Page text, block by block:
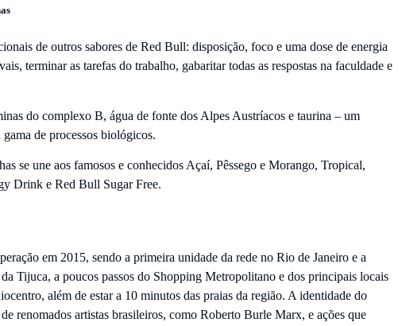
de outros sabores de Red Bull: disposição, foco e uma dose de energia
terminar as tarefas do trabalho, gabaritar todas as respostas na faculdade e
do complexo B, água de fonte dos Alpes Austríacos e taurina – um
de processos biológicos.
se une aos famosos e conhecidos Açaí, Pêssego e Morango, Tropical,
Drink e Red Bull Sugar Free.
em 2015, sendo a primeira unidade da rede no Rio de Janeiro e a
Tijuca, a poucos passos do Shopping Metropolitano e dos principais locais
além de estar a 10 minutos das praias da região. A identidade do
renomados artistas brasileiros, como Roberto Burle Marx, e ações que